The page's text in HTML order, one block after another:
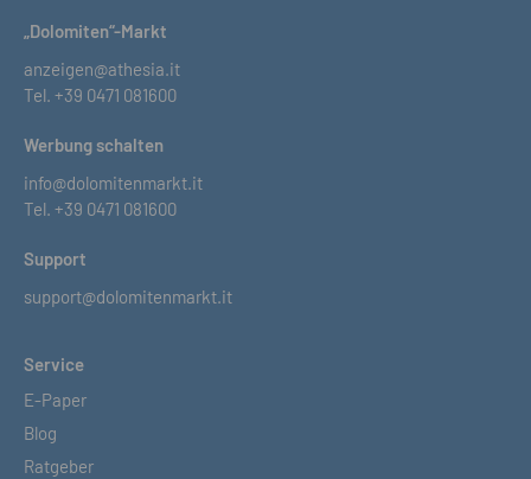
„Dolomiten“-Markt
anzeigen@athesia.it
Tel. +39 0471 081600
Werbung schalten
info@dolomitenmarkt.it
Tel. +39 0471 081600
Support
support@dolomitenmarkt.it
Service
E-Paper
Blog
Ratgeber